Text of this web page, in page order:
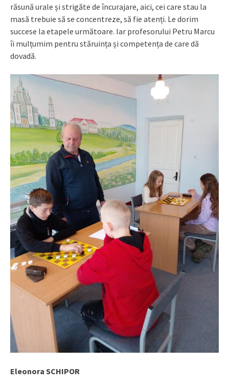
răsună urale și strigăte de încurajare, aici, cei care stau la
masă trebuie să se concentreze, să fie atenți. Le dorim
succese la etapele următoare. Iar profesorului Petru Marcu
îi mulțumim pentru stăruința și competența de care dă
dovadă.
Eleonora SCHIPOR